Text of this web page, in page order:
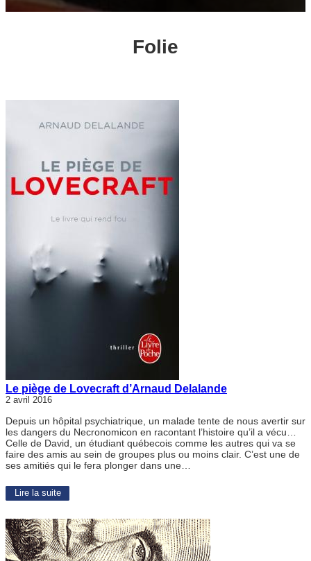
Folie
Le piège de Lovecraft d’Arnaud Delalande
2 avril 2016
Depuis un hôpital psychiatrique, un malade tente de nous avertir sur
les dangers du Necronomicon en racontant l’histoire qu’il a vécu…
Celle de David, un étudiant québecois comme les autres qui va se
faire des amis au sein de groupes plus ou moins clair. C’est une de
ses amitiés qui le fera plonger dans une…
Lire la suite